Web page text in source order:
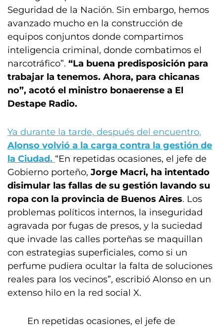
Seguridad de la Nación. Sin embargo, hemos
avanzado mucho en la construcción de
equipos conjuntos donde compartimos
inteligencia criminal, donde combatimos el
narcotráfico”. “La buena predisposición para
trabajar la tenemos. Ahora, para chicanas
no”, acotó el ministro bonaerense a El
Destape Radio.
Ya durante la tarde, después del encuentro,
Alonso volvió a la carga contra la gestión de
la Ciudad. “En repetidas ocasiones, el jefe de
Gobierno porteño, Jorge Macri, ha intentado
disimular las fallas de su gestión lavando su
ropa con la provincia de Buenos Aires. Los
problemas políticos internos, la inseguridad
agravada por fugas de presos, y la suciedad
que invade las calles porteñas se maquillan
con estrategias superficiales, como si un
perfume pudiera ocultar la falta de soluciones
reales para los vecinos”, escribió Alonso en un
extenso hilo en la red social X.
En repetidas ocasiones, el jefe de